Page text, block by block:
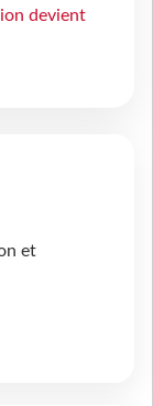
devient
et